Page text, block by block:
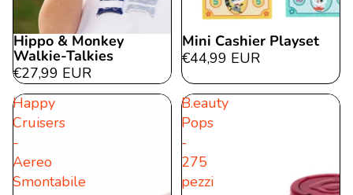
Hippo & Monkey
Walkie-Talkies
€27,99 EUR
Mini Cashier Playset
€44,99 EUR
Happy
Cruisers
-
Aereo
Smontabile
B.eauty
Pops
-
275
pezzi